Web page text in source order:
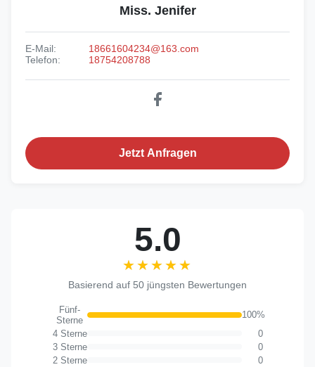
Miss. Jenifer
E-Mail:
18661604234@163.com
Telefon:
18754208788
Jetzt Anfragen
5.0
★★★★★
★★★★★
Basierend auf 50 jüngsten Bewertungen
Fünf-
Sterne
100%
4 Sterne
0
3 Sterne
0
2 Sterne
0